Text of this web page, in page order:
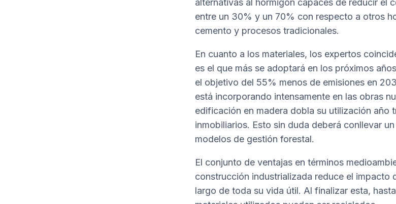
alternativas al hormigón capaces de reducir el
entre un 30% y un 70% con respecto a otros
cemento y procesos tradicionales.
En cuanto a los materiales, los expertos
es el que más se adoptará en los próximos
el objetivo del 55% menos de emisiones en
está incorporando intensamente en las obras
edificación en madera dobla su utilización año
inmobiliarios. Esto sin duda deberá conllevar
modelos de gestión forestal.
El conjunto de ventajas en términos
construcción industrializada reduce el impacto
largo de toda su vida útil. Al finalizar esta,